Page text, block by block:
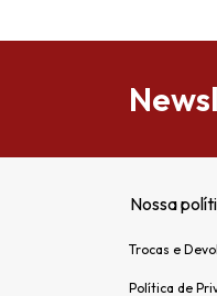
Nossa
Trocas e
Política de